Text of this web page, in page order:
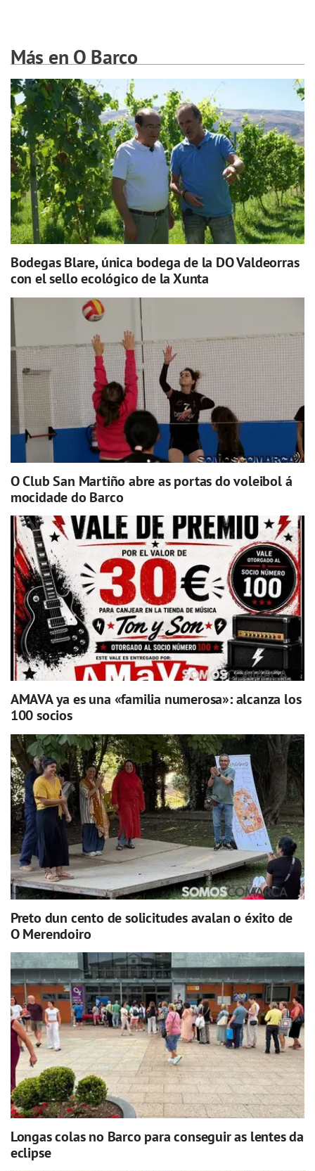
Más en O Barco
Bodegas Blare, única bodega de la DO Valdeorras
con el sello ecológico de la Xunta
O Club San Martiño abre as portas do voleibol á
mocidade do Barco
AMAVA ya es una «familia numerosa»: alcanza los
100 socios
Preto dun cento de solicitudes avalan o éxito de
O Merendoiro
Longas colas no Barco para conseguir as lentes da
eclipse